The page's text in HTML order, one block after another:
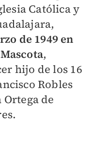
Católica y
de 1949 en
,
hijo de los 16
Robles
de